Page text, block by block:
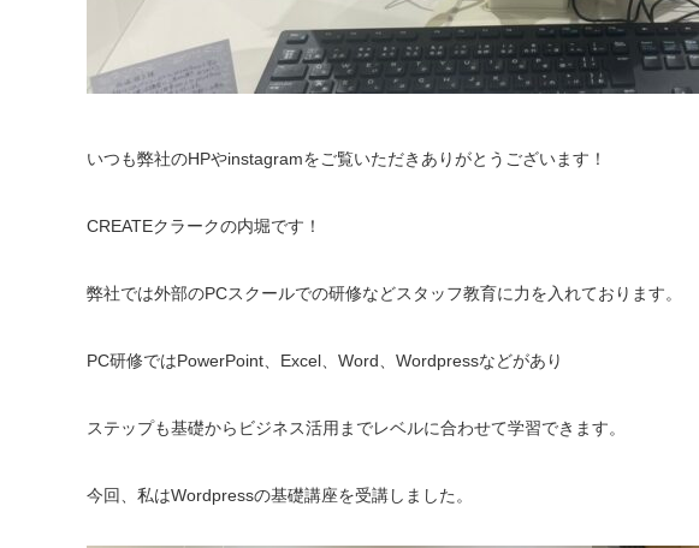
いつも弊社のHPやinstagramをご覧いただきありがとうございます！
CREATEクラークの内堀です！
弊社では外部のPCスクールでの研修などスタッフ教育に力を入れております。
PC研修ではPowerPoint、Excel、Word、Wordpressなどがあり
ステップも基礎からビジネス活用までレベルに合わせて学習できます。
今回、私はWordpressの基礎講座を受講しました。